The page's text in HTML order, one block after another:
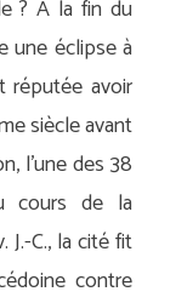
? À la fin du
une éclipse à
réputée avoir
siècle avant
l’une des 38
cours de la
J.-C., la cité fit
contre